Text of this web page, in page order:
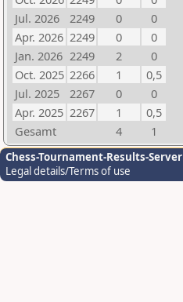
Jul. 2026
2249 0
0
Apr. 2026 2249 0
0
Jan. 2026 2249 2
0
Oct. 2025 2266 1
0,5
Jul. 2025
2267 0
0
Apr. 2025 2267 1
0,5
Gesamt
4 1
Chess-Tournament-Results-Server
Legal details/Terms of use